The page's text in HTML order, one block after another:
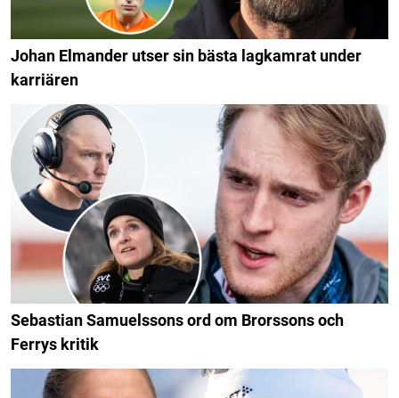
Johan Elmander utser sin bästa lagkamrat under
karriären
Sebastian Samuelssons ord om Brorssons och
Ferrys kritik